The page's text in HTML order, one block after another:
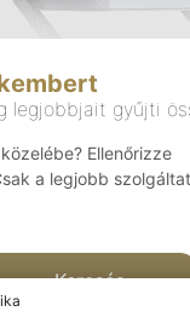
legjobbjait gyűjti
Ellenőrizze
a legjobb
Keresés